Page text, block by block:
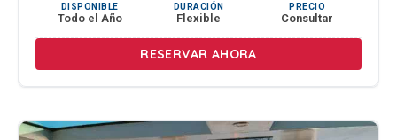
DISPONIBLE
Todo el Año
DURACIÓN
Flexible
PRECIO
Consultar
RESERVAR AHORA